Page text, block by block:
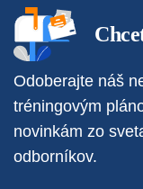
Odoberajte náš
tréningovým
novinkám zo
odborníkov.